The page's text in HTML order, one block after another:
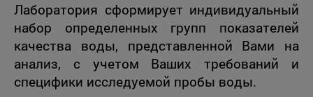
Лаборатория сформирует индивидуальный
набор определенных групп показателей
качества воды, представленной Вами на
анализ, с учетом Ваших требований и
специфики исследуемой пробы воды.